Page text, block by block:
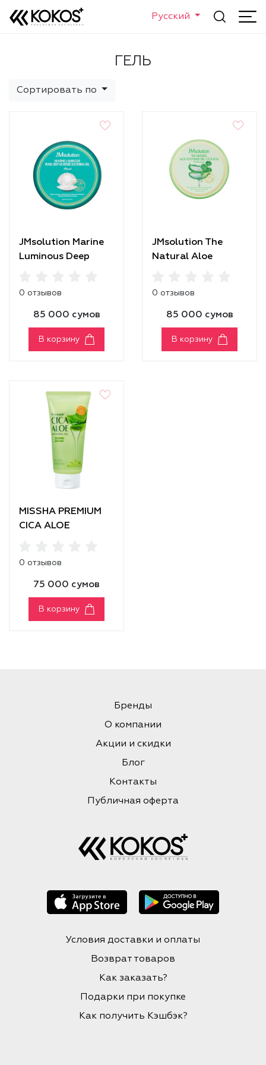
Русский
ГЕЛЬ
Сортировать по
JMsolution Marine
Luminous Deep
0 отзывов
85 000 сумов
В корзину
JMsolution The
Natural Aloe
0 отзывов
85 000 сумов
В корзину
MISSHA PREMIUM
CICA ALOE
0 отзывов
75 000 сумов
В корзину
Бренды
О компании
Акции и скидки
Блог
Контакты
Публичная оферта
Условия доставки и оплаты
Возврат товаров
Как заказать?
Подарки при покупке
Как получить Кэшбэк?